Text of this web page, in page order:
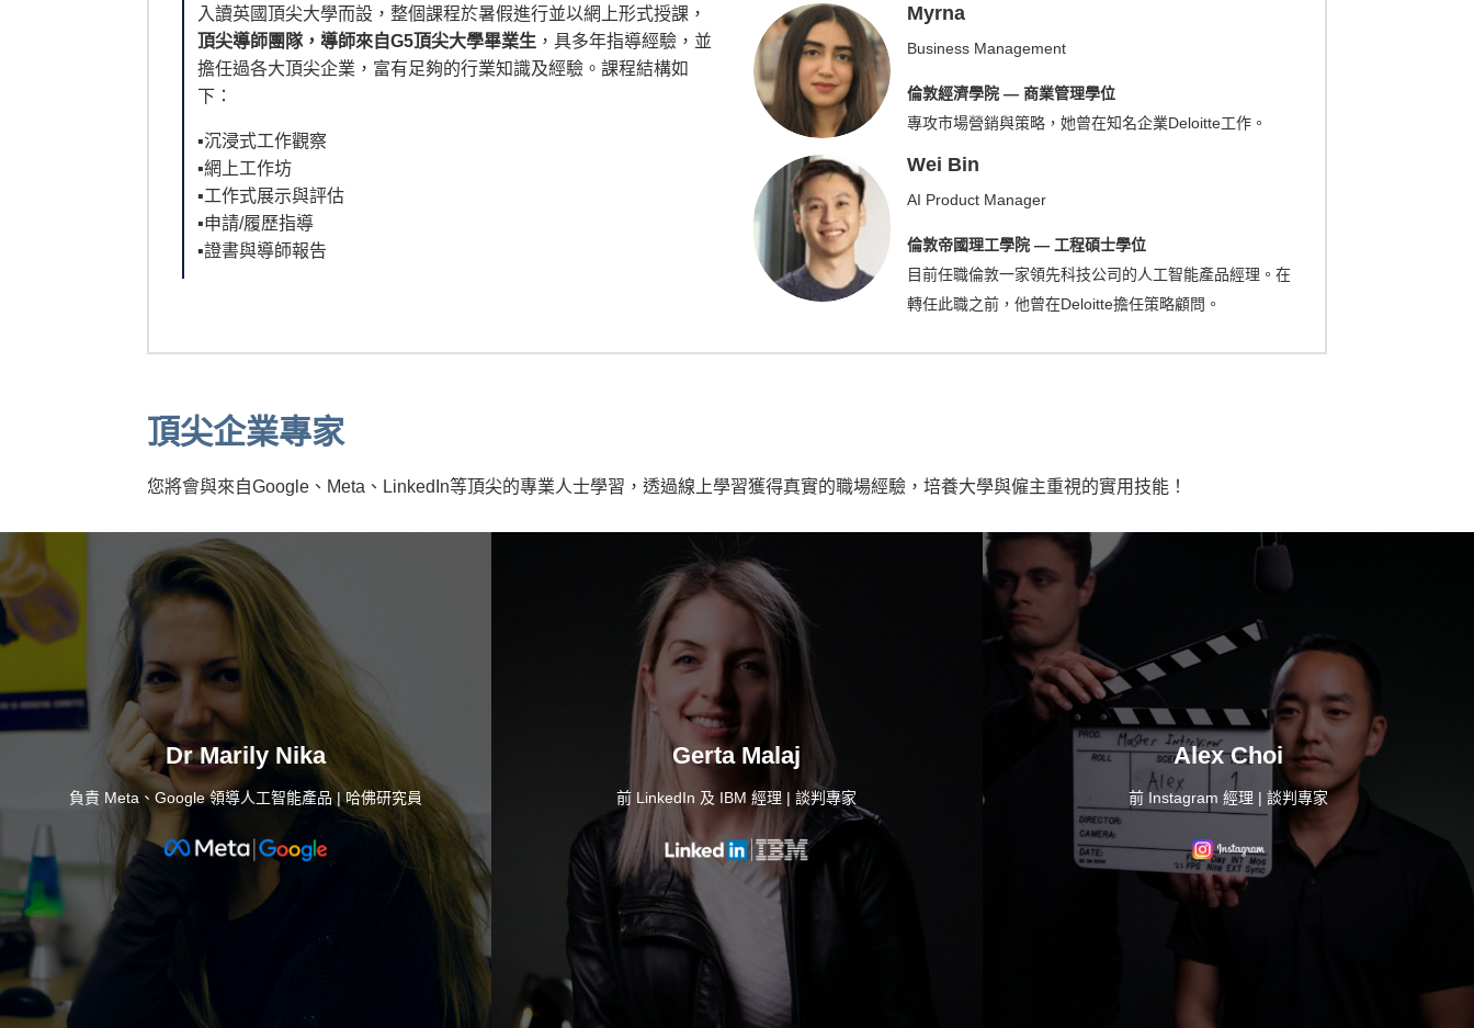
入讀英國頂尖大學而設，整個課程於暑假進行並以網上形式授課，
頂尖導師團隊，導師來自G5頂尖大學畢業生 ，具多年指導經驗，並
擔任過各大頂尖企業，富有足夠的行業知識及經驗。課程結構如
下：
▪︎沉浸式工作觀察
▪︎網上工作坊
▪︎工作式展示與評估
▪︎申請/履歷指導
▪︎證書與導師報告
Myrna
Business Management
倫敦經濟學院 — 商業管理學位
專攻市場營銷與策略，她曾在知名企業Deloitte工作。
Wei Bin
AI Product Manager
倫敦帝國理工學院 — 工程碩士學位
目前任職倫敦一家領先科技公司的人工智能產品經理。在
轉任此職之前，他曾在Deloitte擔任策略顧問。
頂尖企業專家
您將會與來自Google、Meta、LinkedIn等頂尖的專業人士學習，透過線上學習獲得真實的職場經驗，培養大學與僱主重視的實用技能！
Dr Marily Nika
負責 Meta、Google 領導人工智能產品 | 哈佛研究員
Gerta Malaj
前 LinkedIn 及 IBM 經理 | 談判專家
Alex Choi
前 Instagram 經理 | 談判專家